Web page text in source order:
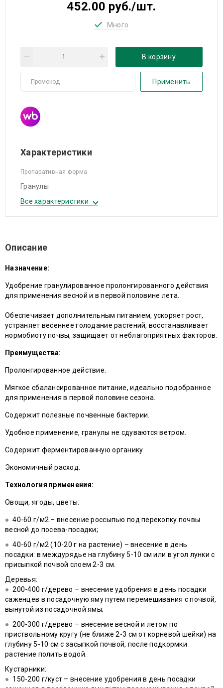
452.00 руб./шт.
Много
В корзину
Применить
Характеристики
Препаративная форма
Гранулы
Все характеристики
Описание
Назначение:
Удобрение гранулированное пролонгированного действия
для применения весной и в первой половине лета.
Обеспечивает дополнительным питанием, ускоряет рост,
устраняет весеннее голодание растений, восстанавливает
нормобиоту почвы, защищает от неблагоприятных факторов.
Преимущества:
Пролонгированное действие.
Мягкое сбалансированное питание, идеально подобранное
для применения в первой половине сезона.
Содержит полезные почвенные бактерии.
Удобное применение, гранулы не сдуваются ветром.
Содержит ферментированную органику.
Экономичный расход.
Технология применения:
Овощи, ягоды, цветы:
40-60 г/м2 – внесение россыпью под перекопку почвы
весной до посева-посадки;
40-60 г/м2 (10-20 г на растение) – внесение в день
посадки: в междурядье на глубину 5-10 см или в угол лунки с
присыпкой почвой слоем 2-3 см.
Деревья:
200-400 г/дерево – внесение удобрения в день посадки
саженцев в посадочную яму путем перемешивания с почвой,
вынутой из посадочной ямы;
200-300 г/дерево – внесение весной и летом по
приствольному кругу (не ближе 2-3 см от корневой шейки) на
глубину 5-10 см с засыпкой почвой, после подкормки
растение полить водой.
Кустарники:
150-200 г/куст – внесение удобрения в день посадки